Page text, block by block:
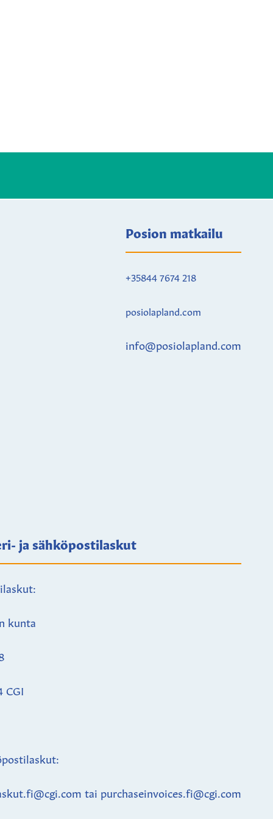
Posion matkailu
+35844 7674 218
posiolapland.com
info@posiolapland.com
ja sähköpostilaskut
kunta
CGI
tai purchaseinvoices.fi@cgi.com